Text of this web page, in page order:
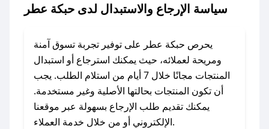
أسرع وقت ممكن.
### كيف تحصل على كوبونات خصم حصرية من
حبكة عطر؟
للحصول على كوبونات وخصومات حصرية، قم بما
يلي:
- اضغط على أيقونة متابعة لمتجر حبكة عطر في
تطبيق صحصح.
سياسة الإرجاع والاستبدال لدى حبكة عطر
يحرص حبكة عطر على توفير تجربة تسوق آمنة
ومريحة لعملائه، حيث يمكنك استرجاع أو استبدال
المنتجات مجانًا خلال 7 أيام من استلام الطلب. يجب
أن تكون المنتجات بحالتها الأصلية وغير مستخدمة.
يمكنك تقديم طلب الإرجاع بسهولة عبر موقعنا
الإلكتروني أو من خلال خدمة العملاء.